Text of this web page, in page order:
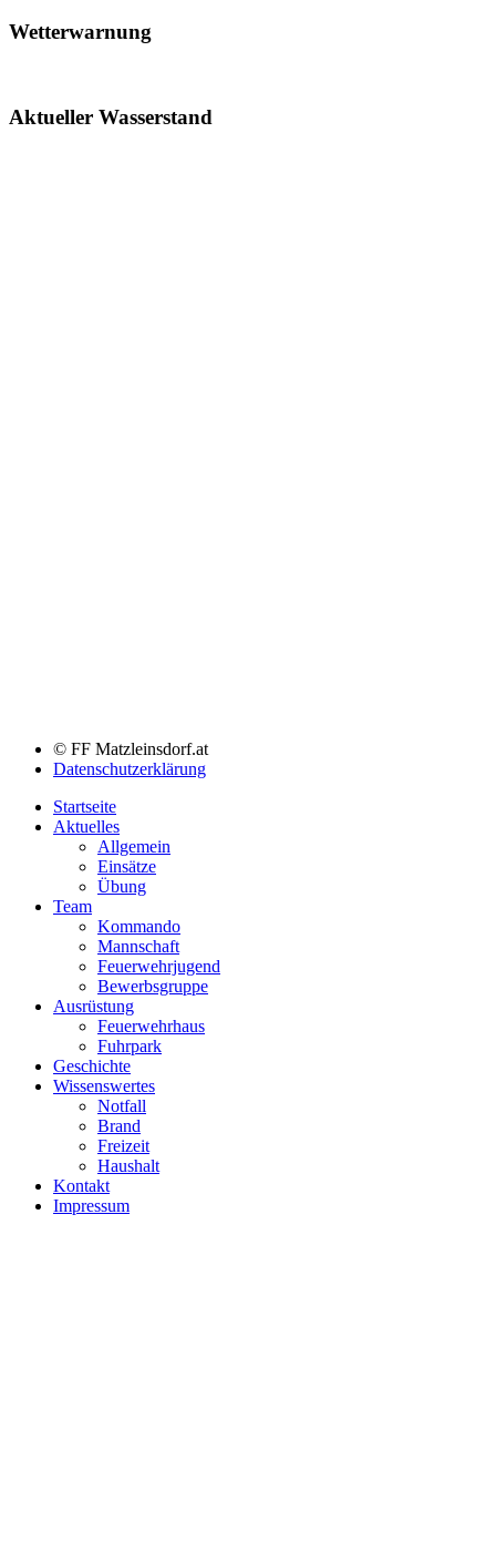
Wetterwarnung
Aktueller Wasserstand
© FF Matzleinsdorf.at
Datenschutzerklärung
Startseite
Aktuelles
Allgemein
Einsätze
Übung
Team
Kommando
Mannschaft
Feuerwehrjugend
Bewerbsgruppe
Ausrüstung
Feuerwehrhaus
Fuhrpark
Geschichte
Wissenswertes
Notfall
Brand
Freizeit
Haushalt
Kontakt
Impressum